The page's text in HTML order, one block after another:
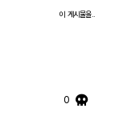
이 게시물을..
0